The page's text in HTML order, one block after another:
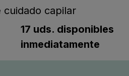
cuidado capilar
17 uds. disponibles
inmediatamente